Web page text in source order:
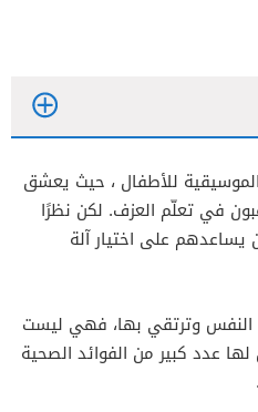
الموسيقية للأطفال ، حيث يعشق
في تعلّم العزف. لكن نظرًا
على اختيار آلة
وترتقي بها، فهي ليست
عدد كبير من الفوائد الصحية